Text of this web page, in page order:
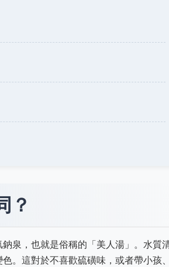
？
泉，也就是俗稱的「美人湯」。水質
。這對於不喜歡硫磺味，或者帶小孩